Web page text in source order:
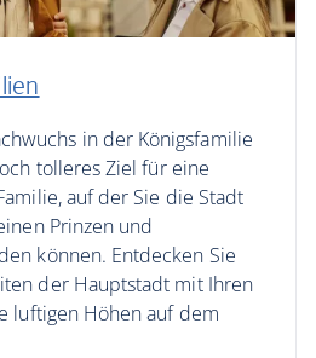
in der Königsfamilie
tolleres Ziel für eine
auf der Sie die Stadt
Prinzen und
können. Entdecken Sie
der Hauptstadt mit Ihren
luftigen Höhen auf dem